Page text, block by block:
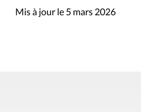
Mis à jour le 5 mars 2026